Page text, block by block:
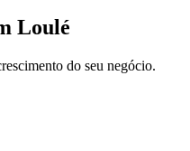
Loulé
do seu negócio.